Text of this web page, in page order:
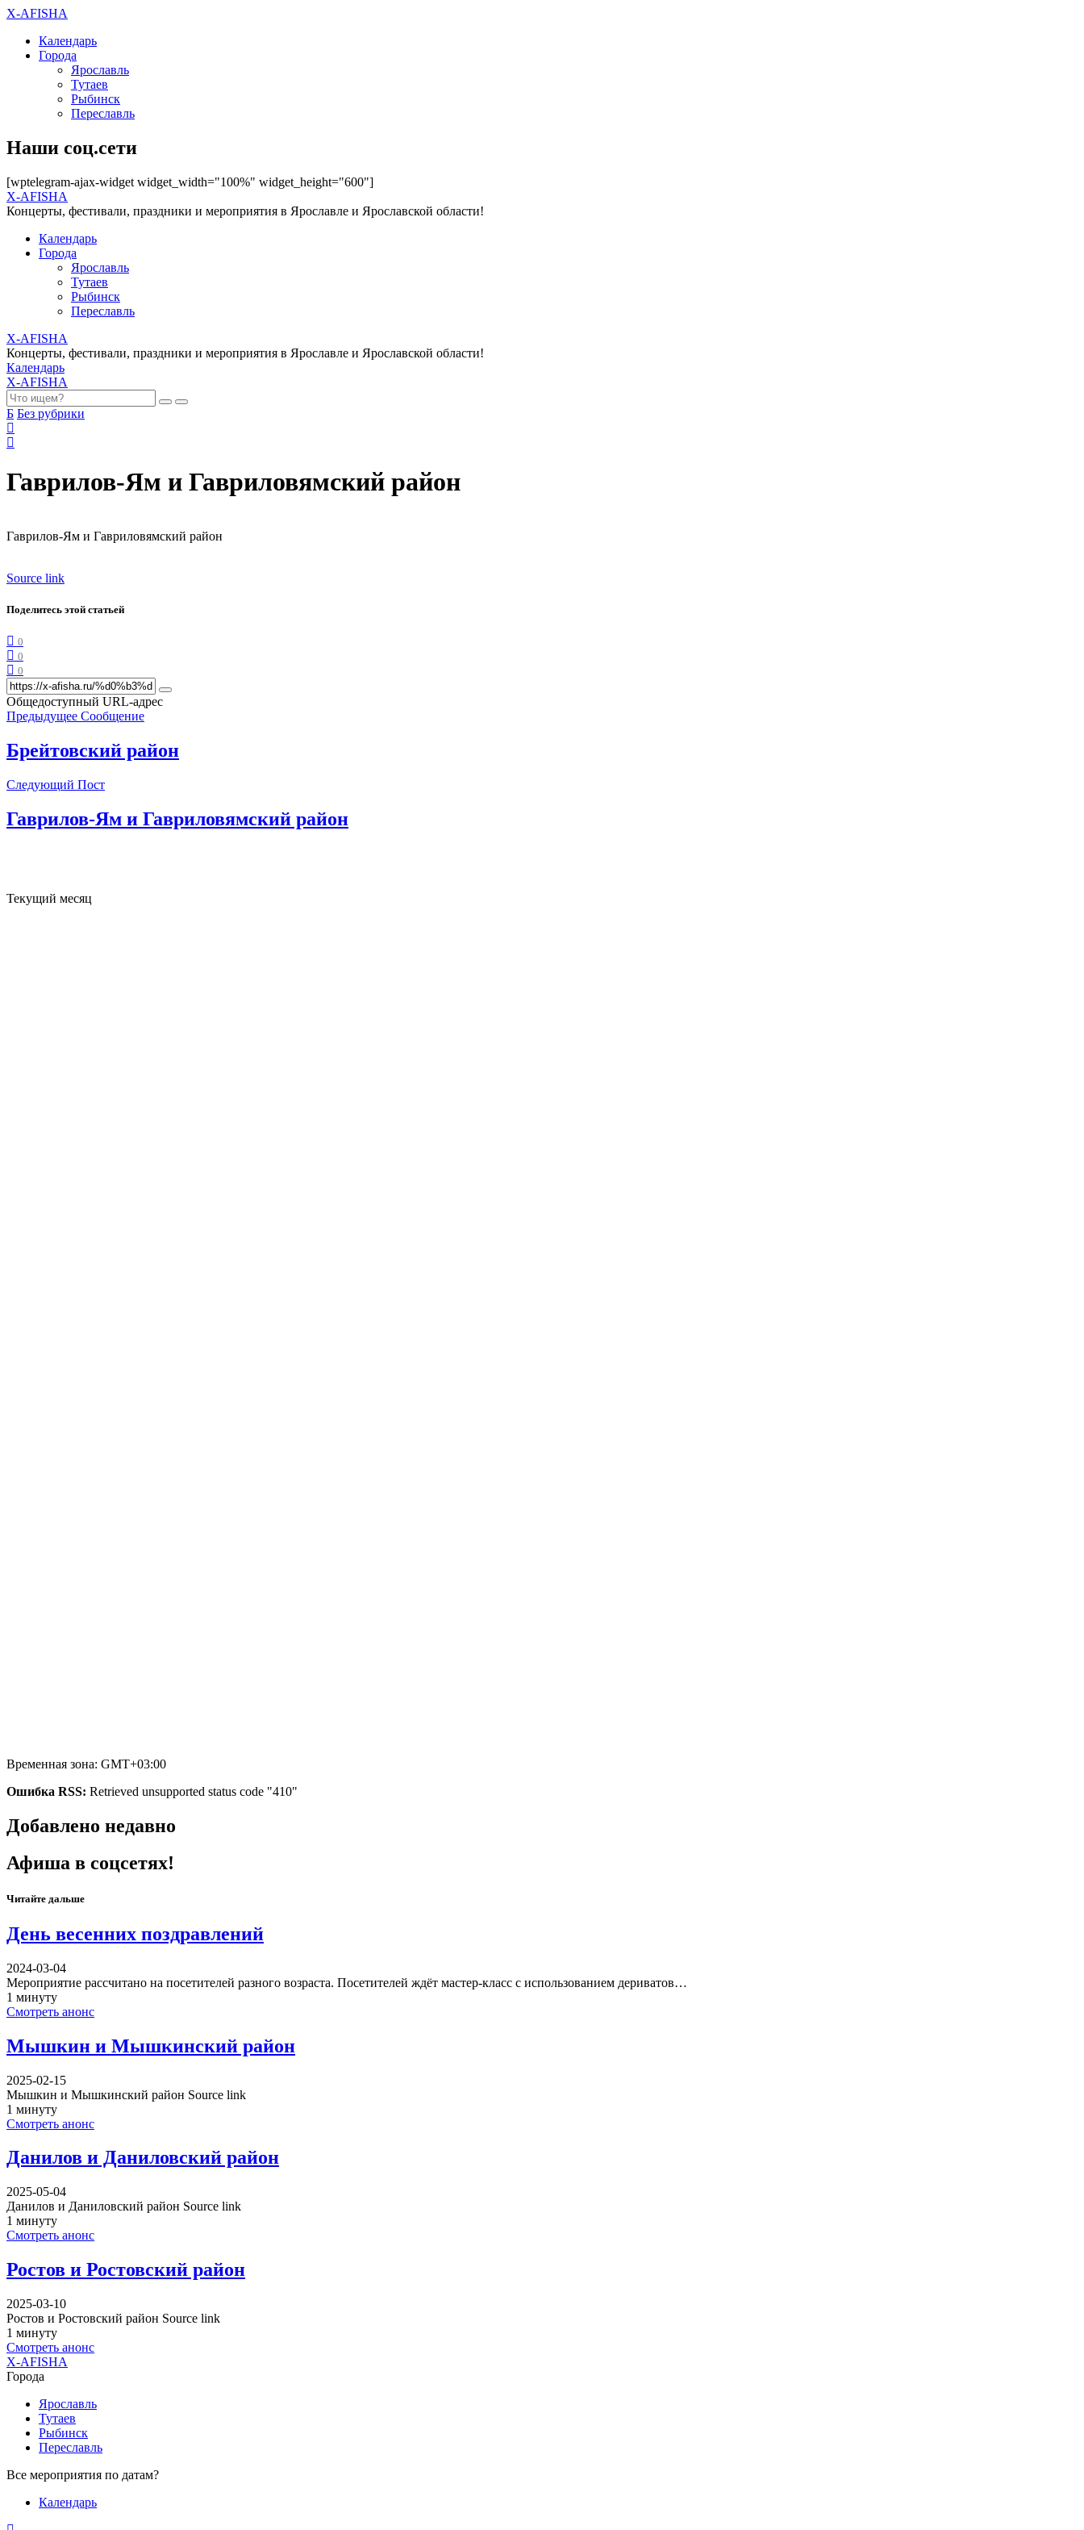
X-AFISHA
Календарь
Города
Ярославль
Тутаев
Рыбинск
Переславль
Наши соц.сети
[wptelegram-ajax-widget widget_width="100%" widget_height="600"]
X-AFISHA
Концерты, фестивали, праздники и мероприятия в Ярославле и Ярославской области!
Календарь
Города
Ярославль
Тутаев
Рыбинск
Переславль
X-AFISHA
Концерты, фестивали, праздники и мероприятия в Ярославле и Ярославской области!
Календарь
X-AFISHA
Б Без рубрики
Гаврилов-Ям и Гавриловямский район
Гаврилов-Ям и Гавриловямский район
Source link
Поделитесь этой статьей
0
0
0
Общедоступный URL-адрес
Предыдущее Сообщение
Брейтовский район
Следующий Пост
Гаврилов-Ям и Гавриловямский район
Текущий месяц
Временная зона: GMT+03:00
Ошибка RSS: Retrieved unsupported status code "410"
Добавлено недавно
Афиша в соцсетях!
Читайте дальше
День весенних поздравлений
2024-03-04
Мероприятие рассчитано на посетителей разного возраста. Посетителей ждёт мастер-класс с использованием дериватов…
1 минуту
Смотреть анонс
Мышкин и Мышкинский район
2025-02-15
Мышкин и Мышкинский район Source link
1 минуту
Смотреть анонс
Данилов и Даниловский район
2025-05-04
Данилов и Даниловский район Source link
1 минуту
Смотреть анонс
Ростов и Ростовский район
2025-03-10
Ростов и Ростовский район Source link
1 минуту
Смотреть анонс
X-AFISHA
Города
Ярославль
Тутаев
Рыбинск
Переславль
Все мероприятия по датам?
Календарь